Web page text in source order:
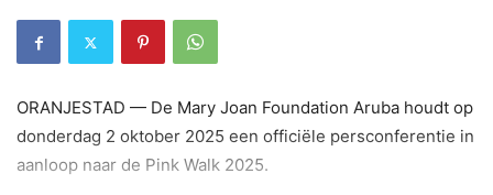
ORANJESTAD — De Mary Joan Foundation Aruba houdt op
donderdag 2 oktober 2025 een officiële persconferentie in
aanloop naar de Pink Walk 2025.